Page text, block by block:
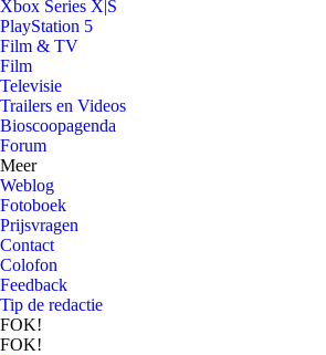
Xbox Series X|S
PlayStation 5
Film & TV
Film
Televisie
Trailers en Videos
Bioscoopagenda
Forum
Meer
Weblog
Fotoboek
Prijsvragen
Contact
Colofon
Feedback
Tip de redactie
FOK!
FOK!